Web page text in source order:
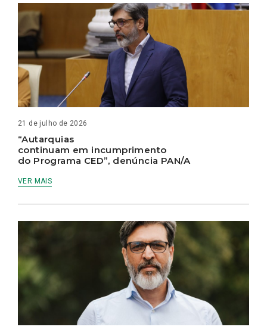
21 de julho de 2026
“Autarquias
continuam em incumprimento
do Programa CED”, denúncia PAN/A
VER MAIS